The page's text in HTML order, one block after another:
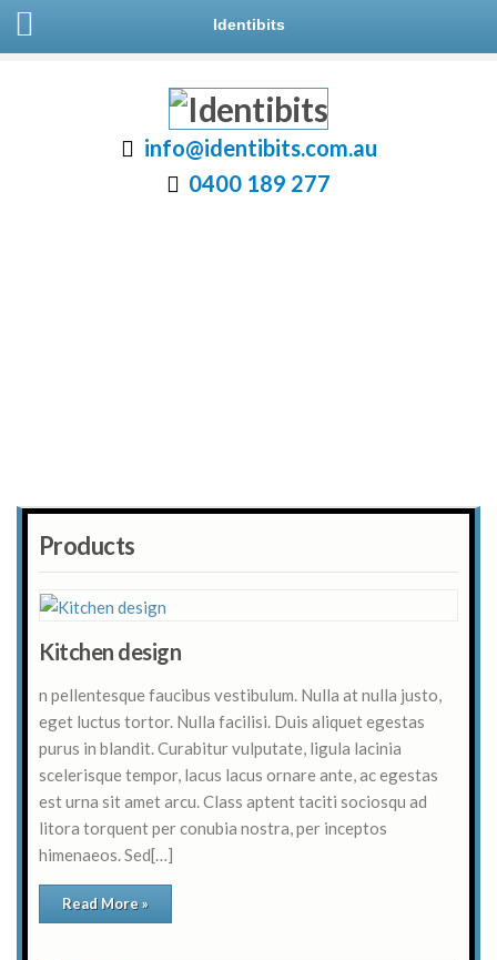
Identibits
info@identibits.com.au
0400 189 277
Products
Kitchen design
n pellentesque faucibus vestibulum. Nulla at nulla justo,
eget luctus tortor. Nulla facilisi. Duis aliquet egestas
purus in blandit. Curabitur vulputate, ligula lacinia
scelerisque tempor, lacus lacus ornare ante, ac egestas
est urna sit amet arcu. Class aptent taciti sociosqu ad
litora torquent per conubia nostra, per inceptos
himenaeos. Sed[…]
Read More »